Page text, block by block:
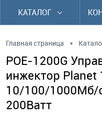
КАТАЛОГ
Главная страница •
POE-1200G
инжектор Planet
10/100/1000Мб/
200Ватт